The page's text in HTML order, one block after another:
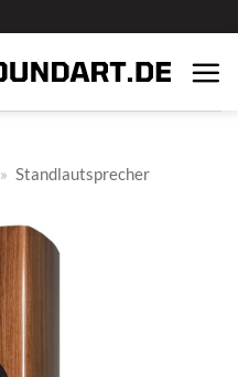
» Standlautsprecher